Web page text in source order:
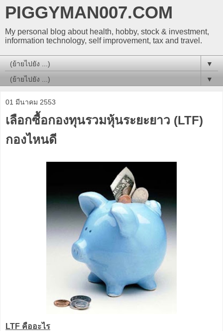
PIGGYMAN007.COM
My personal blog about health, hobby, stock & investment,
information technology, self improvement, tax and travel.
▼
▼
01 มีนาคม 2553
เลือกซื้อกองทุนรวมหุ้นระยะยาว (LTF)
กองไหนดี
LTF คืออะไร